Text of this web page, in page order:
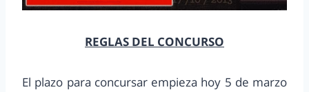
REGLAS DEL CONCURSO
El plazo para concursar empieza hoy 5 de marzo